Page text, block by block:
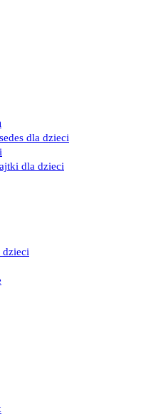
dla dzieci
dla dzieci